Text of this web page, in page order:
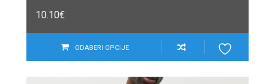
10.10€
ODABERI OPCIJE